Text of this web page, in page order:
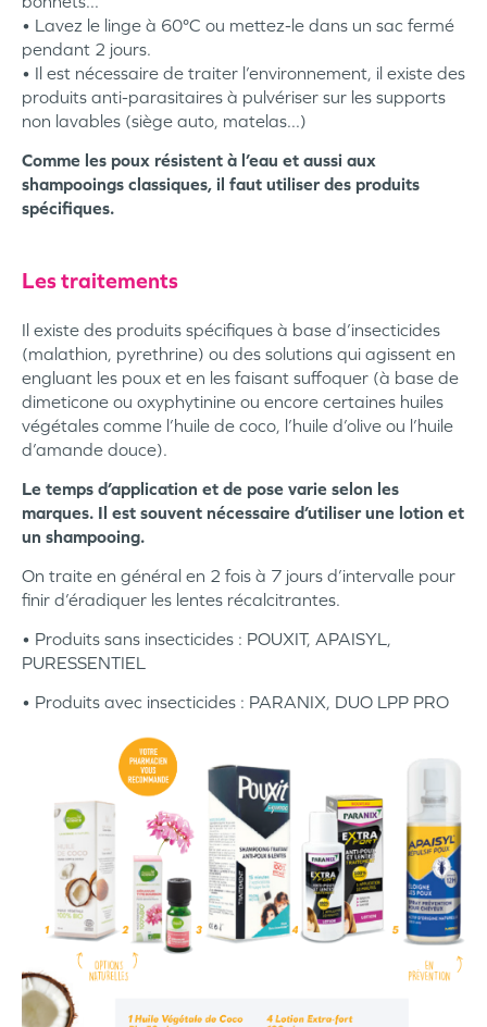
• Lavez le linge à 60°C ou mettez-le dans un sac fermé
pendant 2 jours.
• Il est nécessaire de traiter l’environnement, il existe des
produits anti-parasitaires à pulvériser sur les supports
non lavables (siège auto, matelas...)
Comme les poux résistent à l’eau et aussi aux
shampooings classiques, il faut utiliser des produits
spécifiques.
Les traitements
Il existe des produits spécifiques à base d’insecticides
(malathion, pyrethrine) ou des solutions qui agissent en
engluant les poux et en les faisant suffoquer (à base de
dimeticone ou oxyphytinine ou encore certaines huiles
végétales comme l’huile de coco, l’huile d’olive ou l’huile
d’amande douce).
Le temps d’application et de pose varie selon les
marques. Il est souvent nécessaire d’utiliser une lotion et
un shampooing.
On traite en général en 2 fois à 7 jours d’intervalle pour
finir d’éradiquer les lentes récalcitrantes.
• Produits sans insecticides : POUXIT, APAISYL,
PURESSENTIEL
• Produits avec insecticides : PARANIX, DUO LPP PRO